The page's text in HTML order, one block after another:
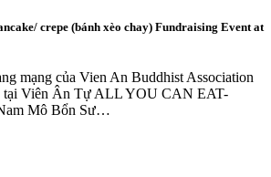
crepe (bánh xèo chay) Fundraising Event at
mạng của Vien An Buddhist Association
Viên Ân Tự ALL YOU CAN EAT-
Mô Bổn Sư…